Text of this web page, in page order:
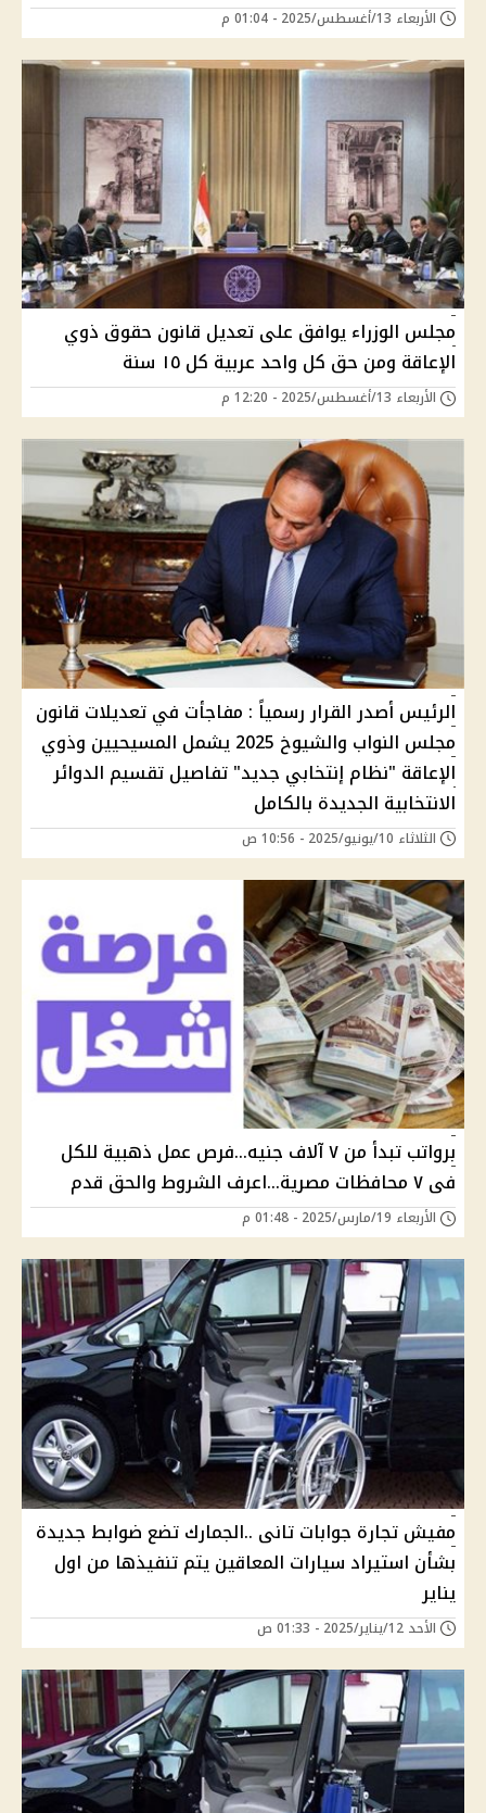
الأربعاء 13/أغسطس/2025 - 01:04 م
مجلس الوزراء يوافق على تعديل قانون حقوق ذوي
الإعاقة ومن حق كل واحد عربية كل ١٥ سنة
الأربعاء 13/أغسطس/2025 - 12:20 م
الرئيس أصدر القرار رسمياً : مفاجأت في تعديلات قانون
مجلس النواب والشيوخ 2025 يشمل المسيحيين وذوي
الإعاقة "نظام إنتخابي جديد" تفاصيل تقسيم الدوائر
الانتخابية الجديدة بالكامل
الثلاثاء 10/يونيو/2025 - 10:56 ص
برواتب تبدأ من ٧ آلاف جنيه...فرص عمل ذهبية للكل
فى ٧ محافظات مصرية...اعرف الشروط والحق قدم
الأربعاء 19/مارس/2025 - 01:48 م
مفيش تجارة جوابات تانى ..الجمارك تضع ضوابط جديدة
بشأن استيراد سيارات المعاقين يتم تنفيذها من اول
يناير
الأحد 12/يناير/2025 - 01:33 ص